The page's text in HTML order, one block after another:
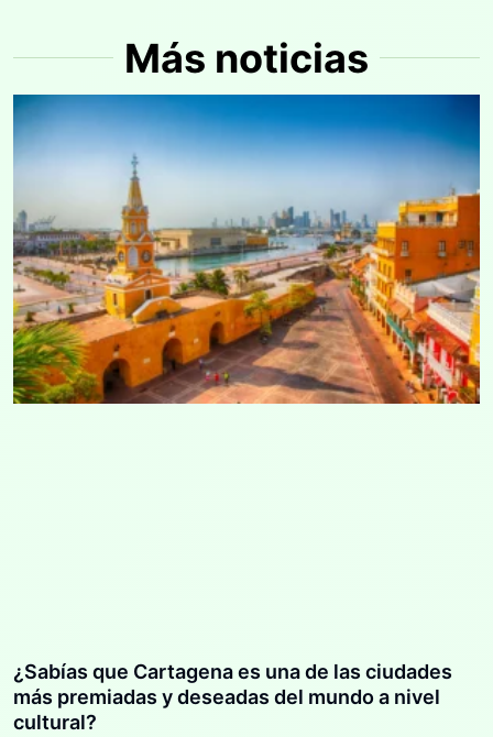
Más noticias
¿Sabías que Cartagena es una de las ciudades
más premiadas y deseadas del mundo a nivel
cultural?